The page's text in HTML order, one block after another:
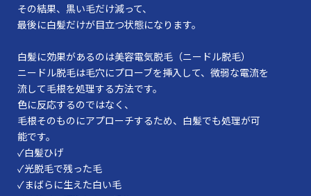
その結果、黒い毛だけ減って、
最後に白髪だけが目立つ状態になります。
白髪に効果があるのは美容電気脱毛（ニードル脱毛）
ニードル脱毛は毛穴にプローブを挿入して、微弱な電流を
流して毛根を処理する方法です。
色に反応するのではなく、
毛根そのものにアプローチするため、白髪でも処理が可
能です。
✓白髪ひげ
✓光脱毛で残った毛
✓まばらに生えた白い毛